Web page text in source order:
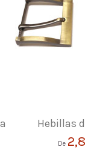
Hebillas
De